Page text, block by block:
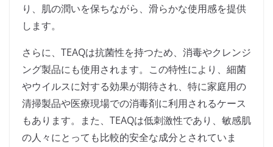
り、肌の潤いを保ちながら、滑らかな使用感を提供
します。
さらに、TEAQは抗菌性を持つため、消毒やクレンジ
ング製品にも使用されます。この特性により、細菌
やウイルスに対する効果が期待され、特に家庭用の
清掃製品や医療現場での消毒剤に利用されるケース
もあります。また、TEAQは低刺激性であり、敏感肌
の人々にとっても比較的安全な成分とされていま